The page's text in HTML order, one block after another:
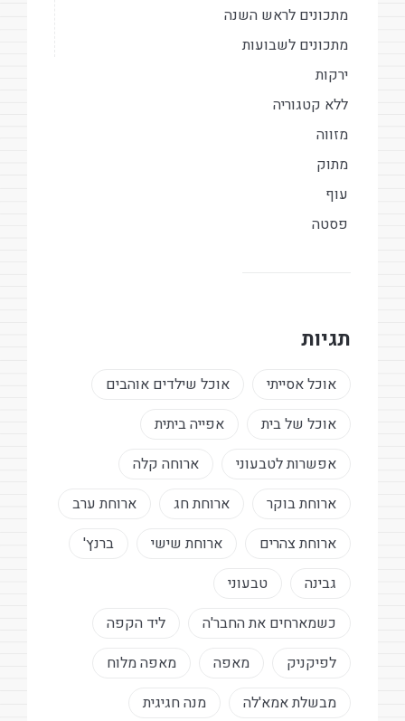
מתכונים לראש השנה
מתכונים לשבועות
ירקות
ללא קטגוריה
מזווה
מתוק
עוף
פסטה
תגיות
אוכל אסייתי
אוכל שילדים אוהבים
אוכל של בית
אפייה ביתית
אפשרות לטבעוני
ארוחה קלה
ארוחת בוקר
ארוחת חג
ארוחת ערב
ארוחת צהרים
ארוחת שישי
ברנץ'
גבינה
טבעוני
כשמארחים את החבר'ה
ליד הקפה
לפיקניק
מאפה
מאפה מלוח
מבשלת אמא'לה
מנה חגיגית